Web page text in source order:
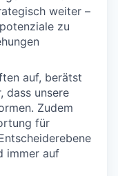
weiter –
zu
auf, berätst
dass unsere
Zudem
für
immer auf